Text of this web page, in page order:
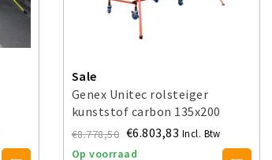
Sale
Genex Unitec rolsteiger
kunststof carbon 135x200
werkhoogte 4 m
€8.778,50 €6.803,83 Incl. Btw
Op voorraad